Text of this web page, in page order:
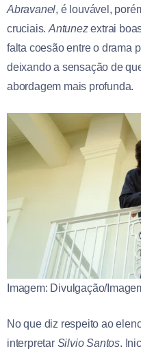
Abravanel, é louvável,
cruciais. Antunezextrai
falta coesão entre o drama
deixando a sensação de
abordagem mais profunda.
Imagem: Divulgação/
No que diz respeito ao
interpretar Silvio Santos.